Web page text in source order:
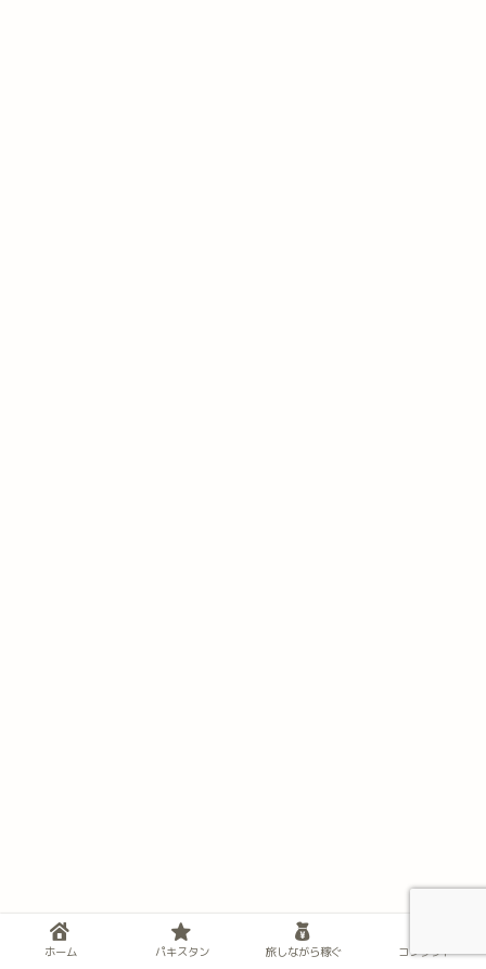
ホーム パキスタン 旅しながら稼ぐ コンタクト